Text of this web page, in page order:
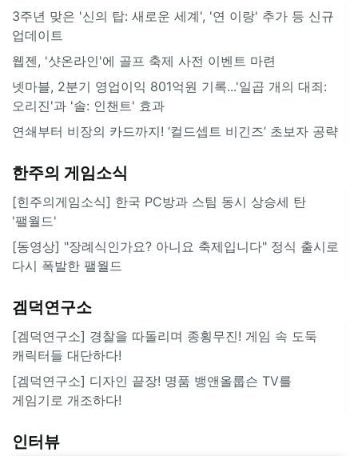
3주년 맞은 '신의 탑: 새로운 세계', '연 이랑' 추가 등 신규
업데이트
웹젠, '샷온라인'에 골프 축제 사전 이벤트 마련
넷마블, 2분기 영업이익 801억원 기록...'일곱 개의 대죄:
오리진'과 '솔: 인챈트' 효과
연쇄부터 비장의 카드까지! ‘컬드셉트 비긴즈’ 초보자 공략
한주의 게임소식
[힌주의게임소식] 한국 PC방과 스팀 동시 상승세 탄
'팰월드'
[동영상] "장례식인가요? 아니요 축제입니다" 정식 출시로
다시 폭발한 팰월드
겜덕연구소
[겜덕연구소] 경찰을 따돌리며 종횡무진! 게임 속 도둑
캐릭터들 대단하다!
[겜덕연구소] 디자인 끝장! 명품 뱅앤올룹슨 TV를
게임기로 개조하다!
인터뷰